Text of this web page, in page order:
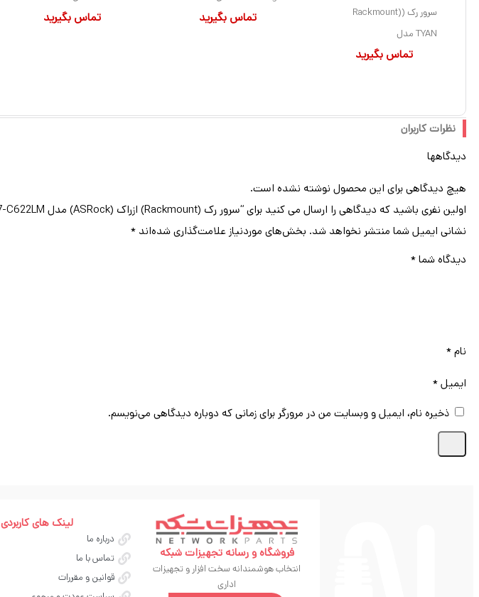
سرور رک (Rackmount)
TYAN مدل
B4987T27W4HR-E سوکتتماس بگیرید
دارای 2 پردازنده مدل E5-تماس بگیرید
دارای 1 پردازنده مدل Silverتماس بگیرید
نظرات کاربران
دیدگاهها
هیچ دیدگاهی برای این محصول نوشته نشده است.
اولین نفری باشید که دیدگاهی را ارسال می کنید برای “سرور رک (Rackmount) ازراک (ASRock) مدل RM237-C622LM سوکت پردازنده LGA3647 فرم فاکتور 2U”
نشانی ایمیل شما منتشر نخواهد شد. بخش‌های موردنیاز علامت‌گذاری شده‌اند *
دیدگاه شما*
نام*
ایمیل*
ذخیره نام، ایمیل و وبسایت من در مرورگر برای زمانی که دوباره دیدگاهی می‌نویسم.
فروشگاه و رسانه تجهیزات شبکه
انتخاب هوشمندانه سخت افزار و تجهیزات
اداری
لینک های کاربردی
درباره ما
تماس با ما
قوانین و مقررات